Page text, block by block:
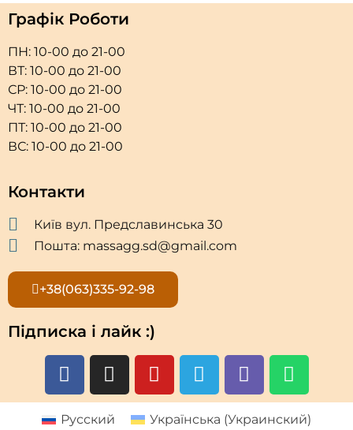
Графік Роботи
ПН: 10-00 до 21-00
ВТ: 10-00 до 21-00
СР: 10-00 до 21-00
ЧТ: 10-00 до 21-00
ПТ: 10-00 до 21-00
ВС: 10-00 до 21-00
Контакти
Київ вул. Предславинська 30
Пошта: massagg.sd@gmail.com
+38(063)335-92-98
Підписка і лайк :)
Русский Українська (Украинский)